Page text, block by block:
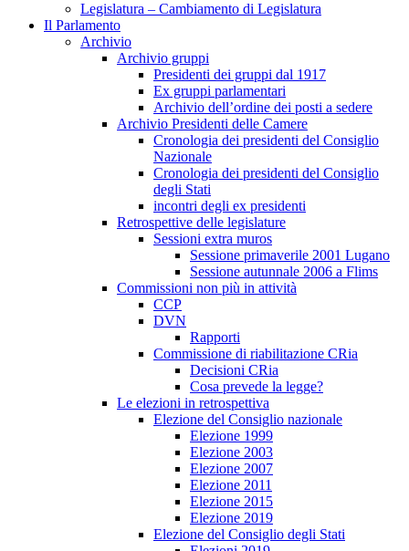
Legislatura – Cambiamento di Legislatura
Il Parlamento
Archivio
Archivio gruppi
Presidenti dei gruppi dal 1917
Ex gruppi parlamentari
Archivio dell’ordine dei posti a sedere
Archivio Presidenti delle Camere
Cronologia dei presidenti del Consiglio
Nazionale
Cronologia dei presidenti del Consiglio
degli Stati
incontri degli ex presidenti
Retrospettive delle legislature
Sessioni extra muros
Sessione primaverile 2001 Lugano
Sessione autunnale 2006 a Flims
Commissioni non più in attività
CCP
DVN
Rapporti
Commissione di riabilitazione CRia
Decisioni CRia
Cosa prevede la legge?
Le elezioni in retrospettiva
Elezione del Consiglio nazionale
Elezione 1999
Elezione 2003
Elezione 2007
Elezione 2011
Elezione 2015
Elezione 2019
Elezione del Consiglio degli Stati